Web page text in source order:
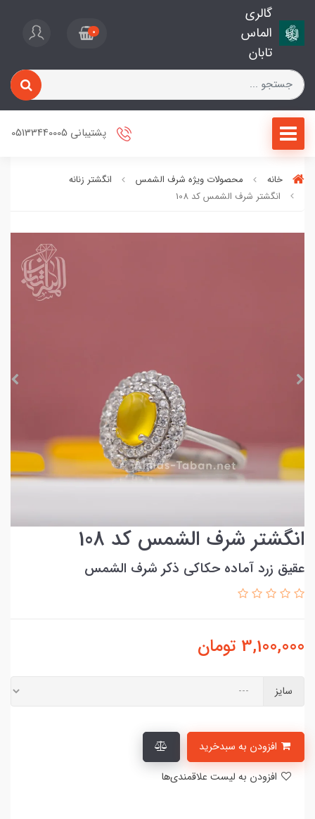
گالری
الماس
تابان
0
پشتیبانی 05133440005
خانه محصولات ویژه شرف الشمس
انگشتر زنانه
انگشتر شرف الشمس کد 108
انگشتر شرف الشمس کد 108
عقیق زرد آماده حکاکی ذکر شرف الشمس
3,100,000 تومان
سایز